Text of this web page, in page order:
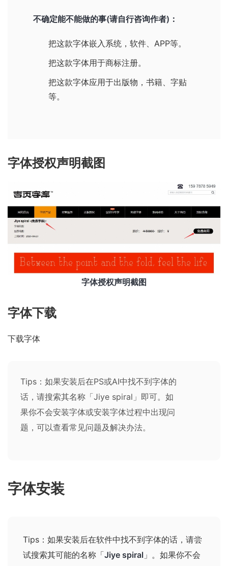
不确定能不能做的事(请自行咨询作者)：
把这款字体嵌入系统，软件、APP等。
把这款字体用于商标注册。
把这款字体应用于出版物，书籍、字贴
等。
字体授权声明截图
字体授权声明截图
字体下载
下载字体
Tips：如果安装后在PS或AI中找不到字体的
话，请搜索其名称「Jiye spiral」即可。如
果你不会安装字体或安装字体过程中出现问
题，可以查看常见问题及解决办法。
字体安装
Tips：如果安装后在软件中找不到字体的话，请尝
试搜索其可能的名称 「Jiye spiral 」 。如果你不会